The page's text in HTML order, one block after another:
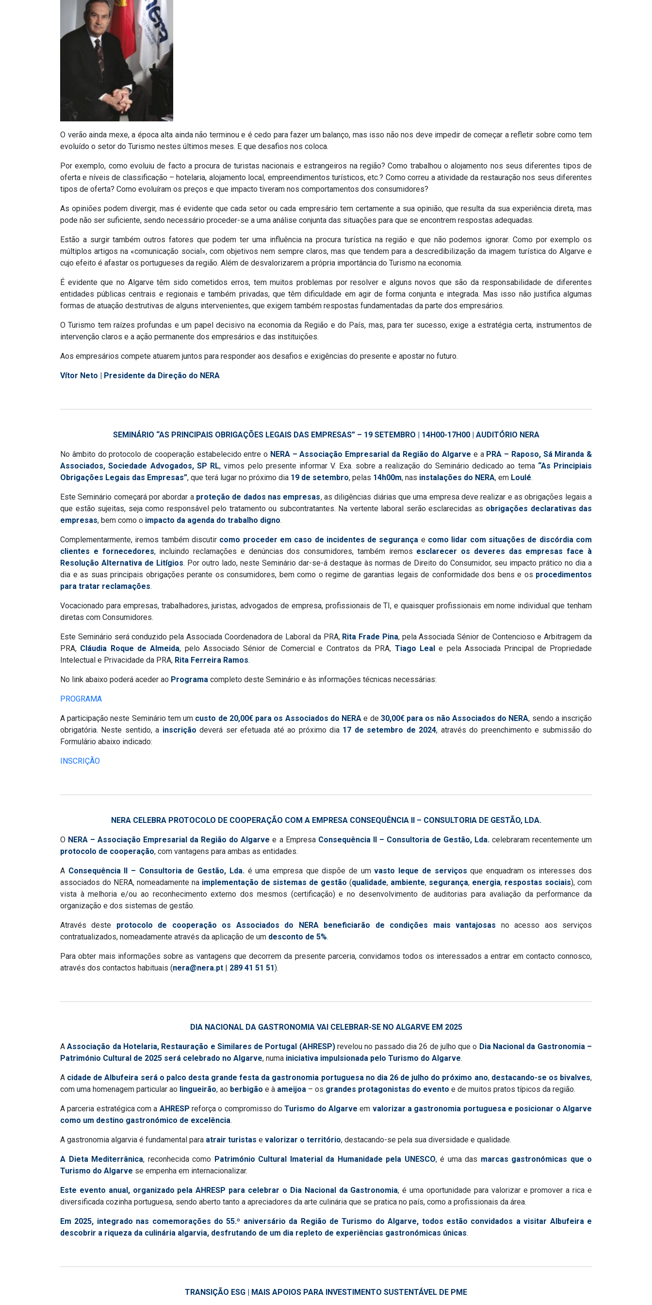
O verão ainda mexe, a época alta ainda não terminou e é cedo para fazer um balanço, mas isso não nos deve impedir de começar a refletir sobre como tem
evoluído o setor do Turismo nestes últimos meses. E que desafios nos coloca.
Por exemplo, como evoluiu de facto a procura de turistas nacionais e estrangeiros na região? Como trabalhou o alojamento nos seus diferentes tipos de
oferta e níveis de classificação – hotelaria, alojamento local, empreendimentos turísticos, etc.? Como correu a atividade da restauração nos seus diferentes
tipos de oferta? Como evoluíram os preços e que impacto tiveram nos comportamentos dos consumidores?
As opiniões podem divergir, mas é evidente que cada setor ou cada empresário tem certamente a sua opinião, que resulta da sua experiência direta, mas
pode não ser suficiente, sendo necessário proceder-se a uma análise conjunta das situações para que se encontrem respostas adequadas.
Estão a surgir também outros fatores que podem ter uma influência na procura turística na região e que não podemos ignorar. Como por exemplo os
múltiplos artigos na «comunicação social», com objetivos nem sempre claros, mas que tendem para a descredibilização da imagem turística do Algarve e
cujo efeito é afastar os portugueses da região. Além de desvalorizarem a própria importância do Turismo na economia.
É evidente que no Algarve têm sido cometidos erros, tem muitos problemas por resolver e alguns novos que são da responsabilidade de diferentes
entidades públicas centrais e regionais e também privadas, que têm dificuldade em agir de forma conjunta e integrada. Mas isso não justifica algumas
formas de atuação destrutivas de alguns intervenientes, que exigem também respostas fundamentadas da parte dos empresários.
O Turismo tem raízes profundas e um papel decisivo na economia da Região e do País, mas, para ter sucesso, exige a estratégia certa, instrumentos de
intervenção claros e a ação permanente dos empresários e das instituições.
Aos empresários compete atuarem juntos para responder aos desafios e exigências do presente e apostar no futuro.
Vítor Neto | Presidente da Direção do NERA
SEMINÁRIO “AS PRINCIPAIS OBRIGAÇÕES LEGAIS DAS EMPRESAS” – 19 SETEMBRO | 14H00-17H00 | AUDITÓRIO NERA
No âmbito do protocolo de cooperação estabelecido entre o NERA – Associação Empresarial da Região do Algarve e a PRA – Raposo, Sá Miranda &
Associados, Sociedade Advogados, SP RL, vimos pelo presente informar V. Exa. sobre a realização do Seminário dedicado ao tema “As Principiais
Obrigações Legais das Empresas”, que terá lugar no próximo dia 19 de setembro, pelas 14h00m, nas instalações do NERA, em Loulé.
Este Seminário começará por abordar a proteção de dados nas empresas, as diligências diárias que uma empresa deve realizar e as obrigações legais a
que estão sujeitas, seja como responsável pelo tratamento ou subcontratantes. Na vertente laboral serão esclarecidas as obrigações declarativas das
empresas, bem como o impacto da agenda do trabalho digno.
Complementarmente, iremos também discutir como proceder em caso de incidentes de segurança e como lidar com situações de discórdia com
clientes e fornecedores, incluindo reclamações e denúncias dos consumidores, também iremos esclarecer os deveres das empresas face à
Resolução Alternativa de Litígios. Por outro lado, neste Seminário dar-se-á destaque às normas de Direito do Consumidor, seu impacto prático no dia a
dia e as suas principais obrigações perante os consumidores, bem como o regime de garantias legais de conformidade dos bens e os procedimentos
para tratar reclamações.
Vocacionado para empresas, trabalhadores, juristas, advogados de empresa, profissionais de TI, e quaisquer profissionais em nome individual que tenham
diretas com Consumidores.
Este Seminário será conduzido pela Associada Coordenadora de Laboral da PRA, Rita Frade Pina, pela Associada Sénior de Contencioso e Arbitragem da
PRA, Cláudia Roque de Almeida, pelo Associado Sénior de Comercial e Contratos da PRA, Tiago Leal e pela Associada Principal de Propriedade
Intelectual e Privacidade da PRA, Rita Ferreira Ramos.
No link abaixo poderá aceder ao Programa completo deste Seminário e às informações técnicas necessárias:
PROGRAMA
A participação neste Seminário tem um custo de 20,00€ para os Associados do NERA e de 30,00€ para os não Associados do NERA, sendo a inscrição
obrigatória. Neste sentido, a inscrição deverá ser efetuada até ao próximo dia 17 de setembro de 2024, através do preenchimento e submissão do
Formulário abaixo indicado:
INSCRIÇÃO
NERA CELEBRA PROTOCOLO DE COOPERAÇÃO COM A EMPRESA CONSEQUÊNCIA II – CONSULTORIA DE GESTÃO, LDA.
O NERA – Associação Empresarial da Região do Algarve e a Empresa Consequência II – Consultoria de Gestão, Lda.celebraram recentemente um
protocolo de cooperação, com vantagens para ambas as entidades.
A Consequência II – Consultoria de Gestão, Lda.é uma empresa que dispõe de umvasto leque de serviços que enquadram os interesses dos
associados do NERA, nomeadamente na implementação de sistemas de gestão (qualidade, ambiente, segurança, energia, respostas sociais), com
vista à melhoria e/ou ao reconhecimento externo dos mesmos (certificação) e no desenvolvimento de auditorias para avaliação da performance da
organização e dos sistemas de gestão.
Através deste protocolo de cooperação os Associados do NERA beneficiarão de condições mais vantajosas no acesso aos serviços
contratualizados, nomeadamente através da aplicação de um desconto de 5%.
Para obter mais informações sobre as vantagens que decorrem da presente parceria, convidamos todos os interessados a entrar em contacto connosco,
através dos contactos habituais (nera@nera.pt 289 41 51 51).
DIA NACIONAL DA GASTRONOMIA VAI CELEBRAR-SE NO ALGARVE EM 2025
AAssociação da Hotelaria, Restauração e Similares de Portugal (AHRESP)revelou no passado dia 26 de julho que o Dia Nacional da Gastronomia –
Património Cultural de 2025 será celebrado no Algarve, numa iniciativa impulsionada pelo Turismo do Algarve.
A cidade de Albufeira será o palco desta grande festa da gastronomia portuguesa no dia 26 de julho do próximo ano, destacando-se os bivalves,
com uma homenagem particular ao lingueirão, ao berbigão e à ameijoa – os grandes protagonistas do evento e de muitos pratos típicos da região.
A parceria estratégica com a AHRESP reforça o compromisso doTurismo do Algarve em valorizar a gastronomia portuguesa e posicionar o Algarve
como um destino gastronómico de excelência.
A gastronomia algarvia é fundamental para atrair turistas e valorizar o território, destacando-se pela sua diversidade e qualidade.
A Dieta Mediterrânica, reconhecida como Património Cultural Imaterial da Humanidade pela UNESCO, é uma das marcas gastronómicas que o
Turismo do Algarve se empenha em internacionalizar.
Este evento anual, organizado pela AHRESP para celebrar o Dia Nacional da Gastronomia, é uma oportunidade para valorizar e promover a rica e
diversificada cozinha portuguesa, sendo aberto tanto a apreciadores da arte culinária que se pratica no país, como a profissionais da área.
Em 2025, integrado nas comemorações do 55.º aniversário da Região de Turismo do Algarve, todos estão convidados a visitar Albufeira e
descobrir a riqueza da culinária algarvia, desfrutando de um dia repleto de experiências gastronómicas únicas.
TRANSIÇÃO ESG | MAIS APOIOS PARA INVESTIMENTO SUSTENTÁVEL DE PME